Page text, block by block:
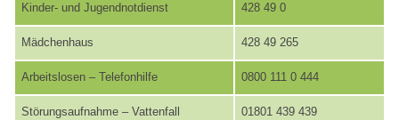
Kinder- und Jugendnotdienst 428 49 0
Mädchenhaus 428 49 265
Arbeitslosen – Telefonhilfe 0800 111 0 444
Störungsaufnahme – Vattenfall 01801 439 439